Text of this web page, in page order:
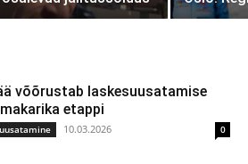
võõrustab laskesuusatamise
etappi
10.03.2026 0